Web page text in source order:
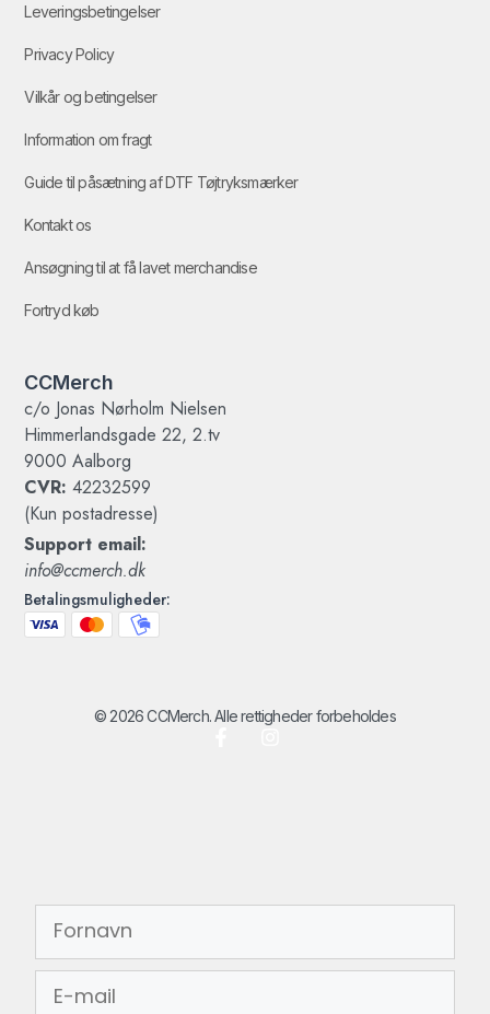
Leveringsbetingelser
Privacy Policy
Vilkår og betingelser
Information om fragt
Guide til påsætning af DTF Tøjtryksmærker
Kontakt os
Ansøgning til at få lavet merchandise
Fortryd køb
CCMerch
c/o Jonas Nørholm Nielsen
Himmerlandsgade 22, 2.tv
9000 Aalborg
CVR: 42232599
(Kun postadresse)
Support email:
info@ccmerch.dk
Betalingsmuligheder:
© 2026 CCMerch. Alle rettigheder forbeholdes
FORNAVN
EMAIL